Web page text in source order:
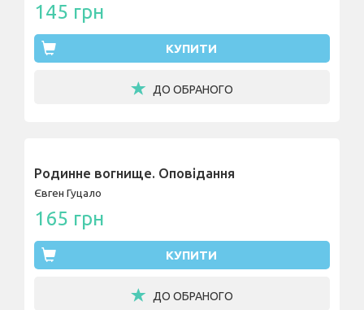
145 грн
КУПИТИ
ДО ОБРАНОГО
Родинне вогнище. Оповідання
Євген Гуцало
165 грн
КУПИТИ
ДО ОБРАНОГО